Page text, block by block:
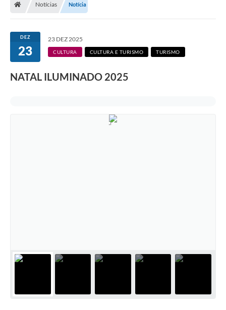
Notícias Notícia
DEZ
23
23 DEZ 2025
CULTURA CULTURA E TURISMO TURISMO
NATAL ILUMINADO 2025